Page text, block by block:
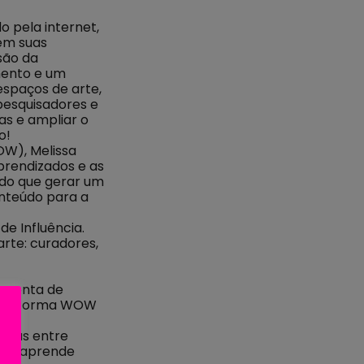
pela internet,
suas
da
e um
de arte,
e
e ampliar o
Melissa
e as
que gerar um
para a
Influência.
curadores,
de
WOW
entre
aprende